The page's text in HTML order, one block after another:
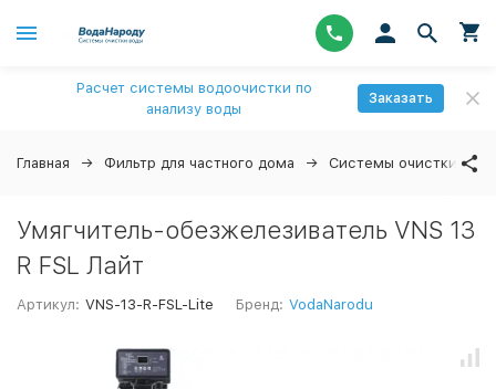
Расчет системы водоочистки по
анализу воды
Заказать
Главная Фильтр для частного дома Системы очистки воды
Умягчитель-обезжелезиватель VNS 13
R FSL Лайт
Артикул: VNS-13-R-FSL-Lite Бренд: VodaNarodu